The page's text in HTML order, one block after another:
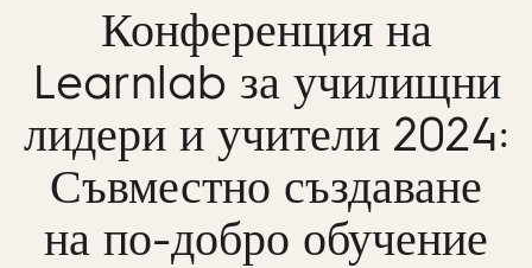
Конференция на
Learnlab за училищни
лидери и учители 2024:
Съвместно създаване
на по-добро обучение